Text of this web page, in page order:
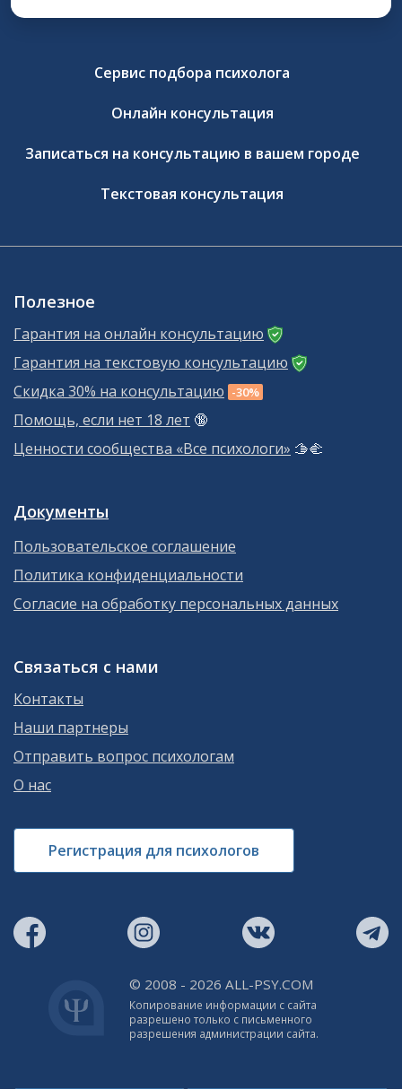
Сервис подбора психолога
Онлайн консультация
Записаться на консультацию в вашем городе
Текстовая консультация
Полезное
Гарантия на онлайн консультацию
Гарантия на текстовую консультацию
Скидка 30% на консультацию -30%
Помощь, если нет 18 лет 🔞
Ценности сообщества «Все психологи» 🫱‍🫲
Документы
Пользовательское соглашение
Политика конфиденциальности
Согласие на обработку персональных данных
Связаться с нами
Контакты
Наши партнеры
Отправить вопрос психологам
О нас
Регистрация для психологов
© 2008 - 2026 ALL-PSY.COM
Копирование информации с сайта
разрешено только с письменного
разрешения администрации сайта.